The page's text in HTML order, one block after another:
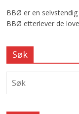
BBØ er en
BBØ etterlever de
Søk